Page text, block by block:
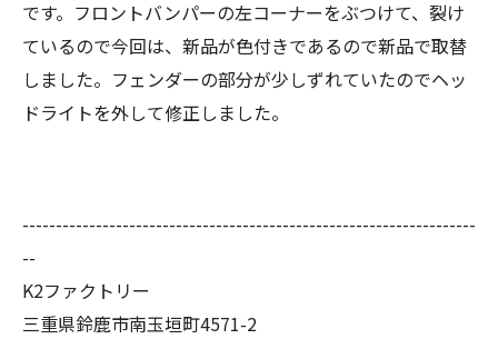
です。フロントバンパーの左コーナーをぶつけて、裂け
ているので今回は、新品が色付きであるので新品で取替
しました。フェンダーの部分が少しずれていたのでヘッ
ドライトを外して修正しました。
--------------------------------------------------------------------
--
K2ファクトリー
三重県鈴鹿市南玉垣町4571-2